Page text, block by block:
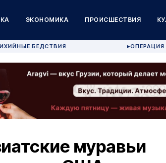
ЭКОНОМИКА ПРОИСШЕСТВИЯ
БЕДСТВИЯ ▶ОПЕРАЦИЯ
муравьи